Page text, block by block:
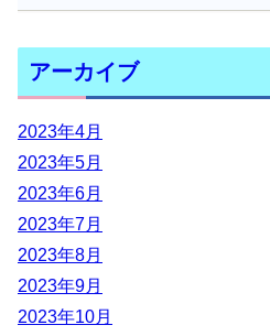
アーカイブ
2023年4月
2023年5月
2023年6月
2023年7月
2023年8月
2023年9月
2023年10月